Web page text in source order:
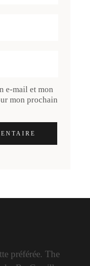
e-mail et mon
mon prochain
préférée. The